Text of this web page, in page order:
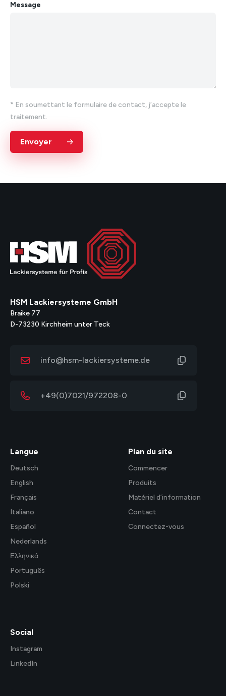
Message
* En soumettant le formulaire de contact, j’accepte le
traitement.
Envoyer
HSM Lackiersysteme GmbH
Braike 77
D-73230 Kirchheim unter Teck
info@hsm-lackiersysteme.de
+49(0)7021/972208-0
Langue
Deutsch
English
Français
Italiano
Español
Nederlands
Ελληνικά
Português
Polski
Plan du site
Commencer
Produits
Matériel d’information
Contact
Connectez-vous
Social
Instagram
LinkedIn